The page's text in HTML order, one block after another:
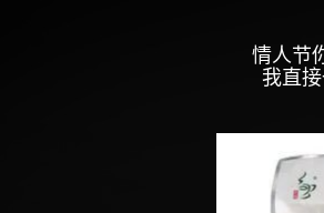
情人节
我直